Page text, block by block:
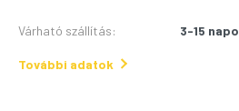
Várható szállítás: 3-15
További adatok